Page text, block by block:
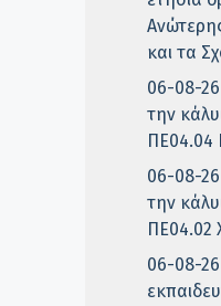
και τα
06-08-26
την
ΠΕ04.04
06-08-26
την
ΠΕ04.02
06-08-